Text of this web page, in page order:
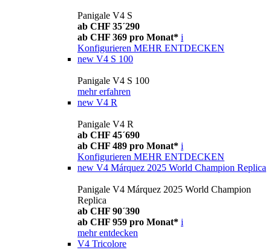
Panigale V4 S
ab CHF 35´290
ab CHF 369 pro Monat* i
Konfigurieren MEHR ENTDECKEN
new V4 S 100
Panigale V4 S 100
mehr erfahren
new V4 R
Panigale V4 R
ab CHF 45´690
ab CHF 489 pro Monat* i
Konfigurieren MEHR ENTDECKEN
new V4 Márquez 2025 World Champion Replica
Panigale V4 Márquez 2025 World Champion
Replica
ab CHF 90´390
ab CHF 959 pro Monat* i
mehr entdecken
V4 Tricolore